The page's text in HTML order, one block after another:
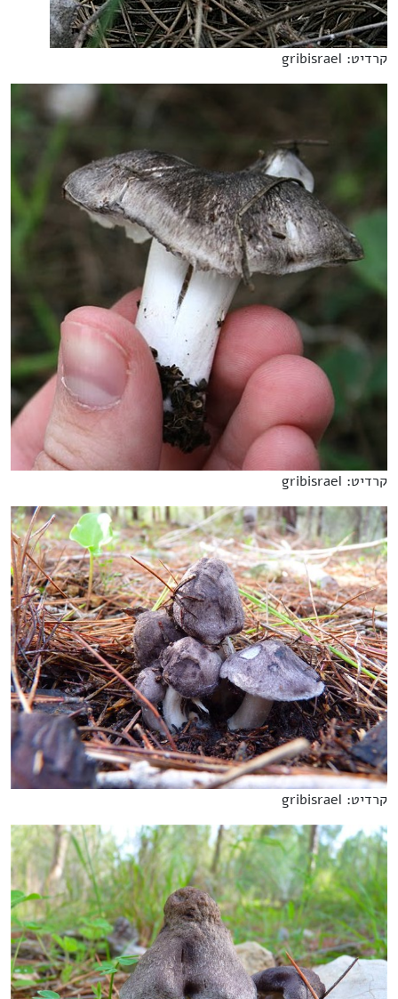
קרדיט: gribisrael
קרדיט: gribisrael
קרדיט: gribisrael